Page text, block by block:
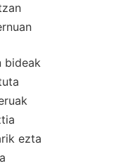
bideak
ezta